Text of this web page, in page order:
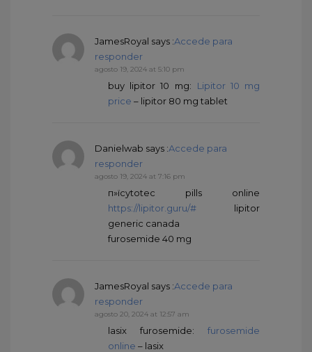
JamesRoyal says :Accede para
responder
agosto 19, 2024 at 5:10 pm
buy lipitor 10 mg: Lipitor 10 mg
price – lipitor 80 mg tablet
Danielwab says :Accede para
responder
agosto 19, 2024 at 7:16 pm
п»їcytotec pills online
https://lipitor.guru/# lipitor
generic canada
furosemide 40 mg
JamesRoyal says :Accede para
responder
agosto 20, 2024 at 12:57 am
lasix furosemide: furosemide
online – lasix